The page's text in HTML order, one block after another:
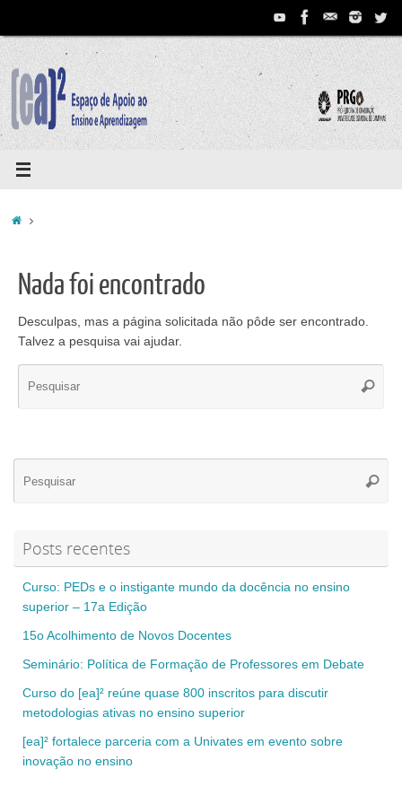
conteúdo
Home
Nada foi encontrado
Desculpas, mas a página solicitada não pôde ser encontrado.
Talvez a pesquisa vai ajudar.
Posts recentes
Curso: PEDs e o instigante mundo da docência no ensino
superior – 17a Edição
15o Acolhimento de Novos Docentes
Seminário: Política de Formação de Professores em Debate
Curso do [ea]² reúne quase 800 inscritos para discutir
metodologias ativas no ensino superior
[ea]² fortalece parceria com a Univates em evento sobre
inovação no ensino